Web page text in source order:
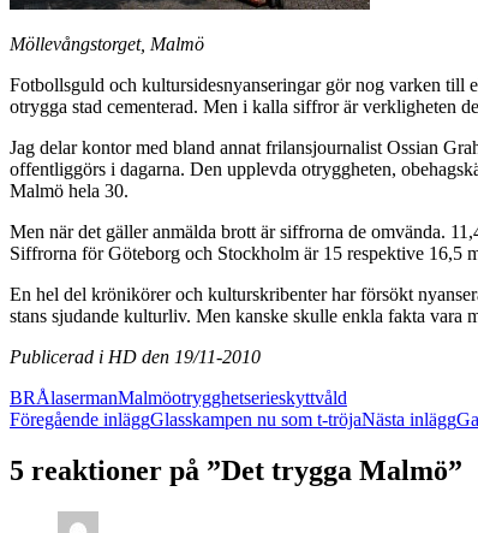
Möllevångstorget, Malmö
Fotbollsguld och kultursidesnyanseringar gör nog varken till
otrygga stad cementerad. Men i kalla siffror är verkligheten
Jag delar kontor med bland annat frilansjournalist Ossian
offentliggörs i dagarna. Den upplevda otryggheten,
Malmö hela 30.
Men när det gäller anmälda brott är siffrorna de omvända.
Siffrorna för Göteborg och Stockholm är 15 respektive 16,5
En hel del krönikörer och kulturskribenter har försökt
stans sjudande kulturliv. Men kanske skulle enkla fakta vara
Publicerad i HD den 19/11-2010
BRÅlasermanMalmöotrygghetserieskyttvåld
Inläggsnavigering
Föregående inläggGlasskampen nu som t-tröjaNästa inlägg
5 reaktioner på ”Det trygga Malmö”